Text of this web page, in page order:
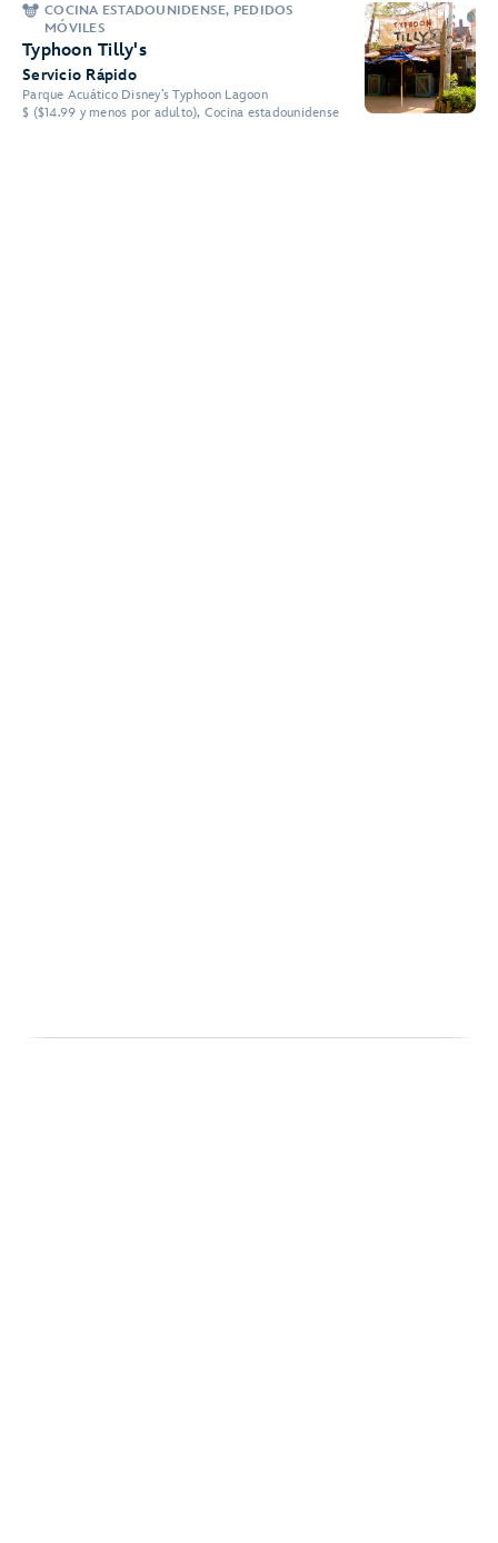
COCINA ESTADOUNIDENSE, PEDIDOS
MÓVILES
Typhoon Tilly's
Servicio Rápido
Parque Acuático Disney’s Typhoon Lagoon
$ ($14.99 y menos por adulto), Cocina estadounidense